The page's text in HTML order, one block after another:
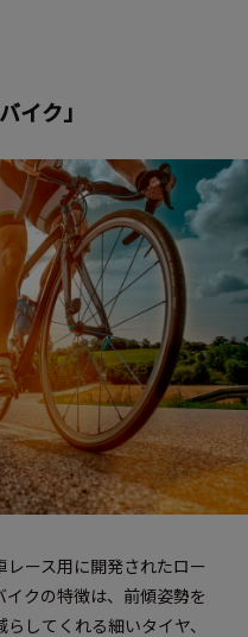
イク」
ース用に開発されたロー
クの特徴は、前傾姿勢を
してくれる細いタイヤ、